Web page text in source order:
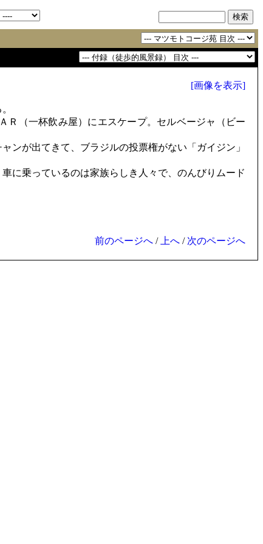
[画像を表示]
（一杯飲み屋）にエスケープ。セルベージャ（ビー
が出てきて、ブラジルの投票権がない「ガイジン」
に乗っているのは家族らしき人々で、のんびりムード
前のページへ / 上へ / 次のページへ